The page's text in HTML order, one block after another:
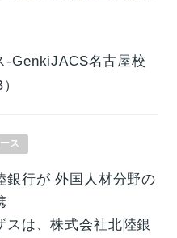
-GenkiJACS名古屋校
ス
銀行が 外国人材分野の
は、株式会社北陸銀